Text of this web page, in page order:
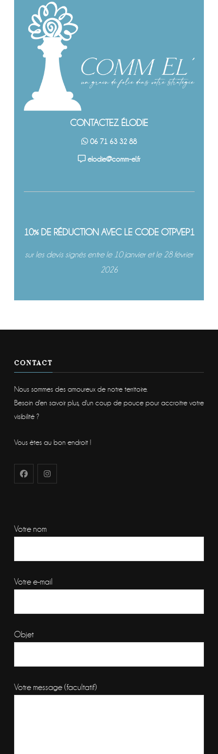
CONTACTEZ ÉLODIE
06 71 63 32 88
elodie@comm-el.fr
10% DE RÉDUCTION AVEC LE CODE OTPVEP1
sur les devis signés entre le 10 janvier et le 28 février
2026
CONTACT
Nous sommes des amoureux de notre territoire.
Besoin d'en savoir plus, d'un coup de pouce pour accroitre votre
visibilité ?
Vous êtes au bon endroit !
Votre nom
Votre e-mail
Objet
Votre message (facultatif)